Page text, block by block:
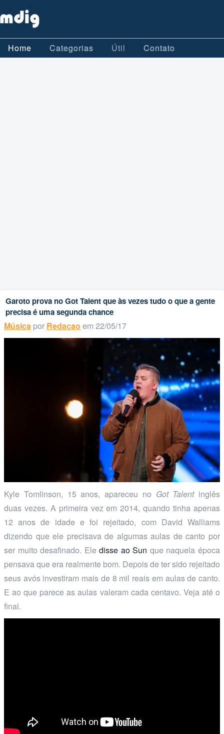
Home Categorias Útil Contato
Garoto prova no Got Talent que às vezes tudo o que a gente
precisa é uma segunda chance
Música por Redacao em 22/05/17
Kyle Tomlinson, 15 anos, apareceu no Got Talentinglês
duas vezes. A primeira vez em 2014, quando tinha apenas
12 anos de idade e foi rejeitado, com David Walliams
dizendo que ele precisava de algumas aulas de canto por
ser muito desafinado. Eledisse ao Sun que naquela época
pensava que era realmente bom. Depois de ter sido rejeitado
seus avós investiram mais de 8 mil reais em aulas de canto.
E ao que parece as aulas valeram cada centavo. Veja até o
final.